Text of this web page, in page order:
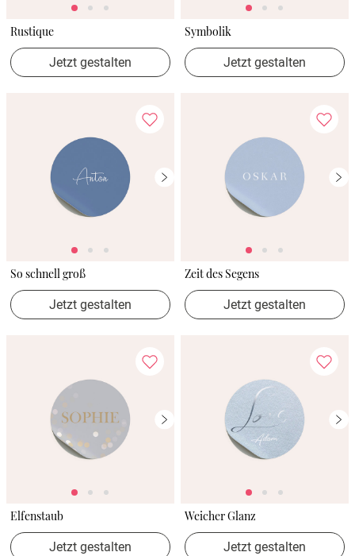
Rustique
Jetzt gestalten
Symbolik
Jetzt gestalten
So schnell groß
Jetzt gestalten
Zeit des Segens
Jetzt gestalten
Elfenstaub
Jetzt gestalten
Weicher Glanz
Jetzt gestalten